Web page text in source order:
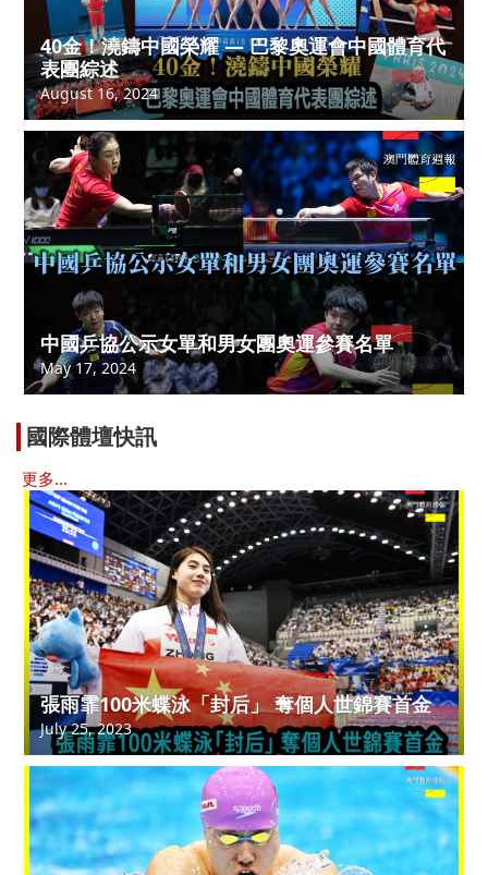
40金！澆鑄中國榮耀 — 巴黎奧運會中國體育代
表團綜述
August 16, 2024
中國乒協公示女單和男女團奧運參賽名單
May 17, 2024
國際體壇快訊
更多...
張雨霏100米蝶泳「封后」 奪個人世錦賽首金
July 25, 2023